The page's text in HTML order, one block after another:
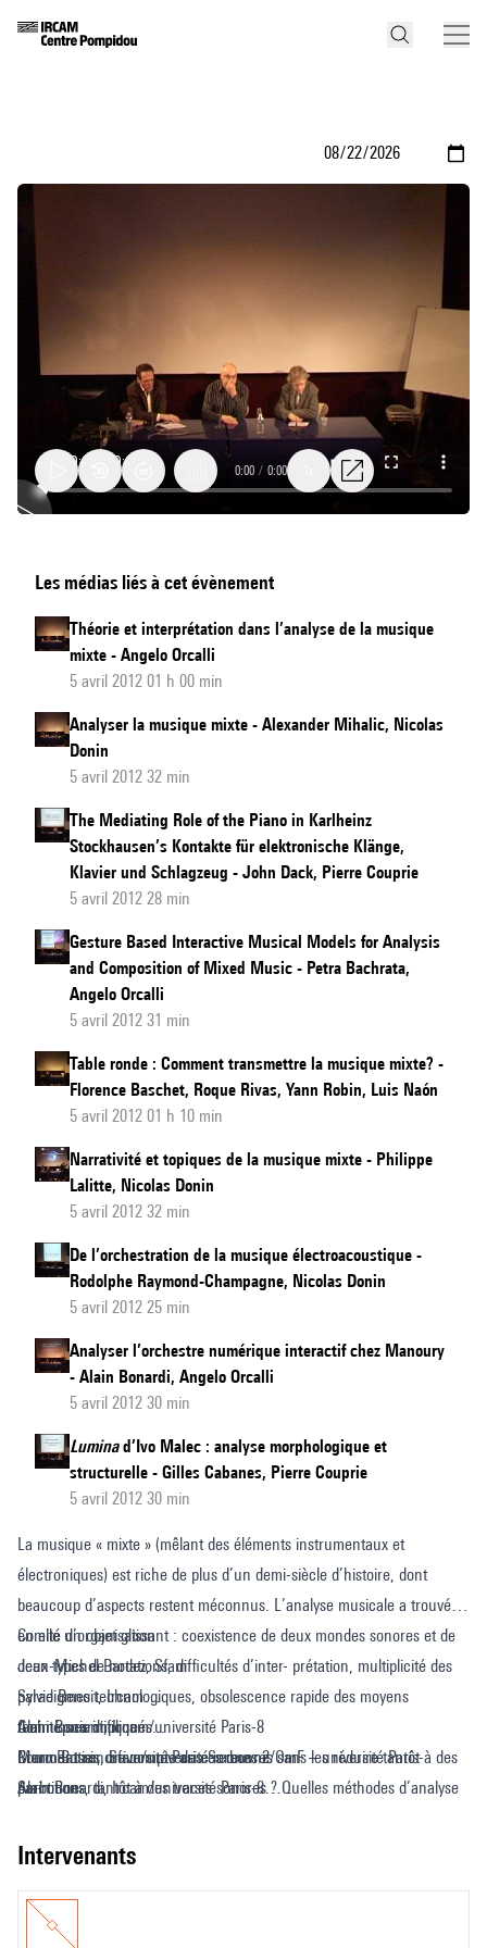
du
Colloque
0:00 / 0:00
Les médias liés à cet évènement
Théorie et interprétation dans l’analyse de la musique
mixte - Angelo Orcalli
5 avril 2012 01 h 00 min
Analyser la musique mixte - Alexander Mihalic, Nicolas
Donin
5 avril 2012 32 min
The Mediating Role of the Piano in Karlheinz
Stockhausen’s Kontakte für elektronische Klänge,
Klavier und Schlagzeug - John Dack, Pierre Couprie
5 avril 2012 28 min
Gesture Based Interactive Musical Models for Analysis
and Composition of Mixed Music - Petra Bachrata,
Angelo Orcalli
5 avril 2012 31 min
Table ronde : Comment transmettre la musique mixte? -
Florence Baschet, Roque Rivas, Yann Robin, Luis Naón
5 avril 2012 01 h 10 min
Narrativité et topiques de la musique mixte - Philippe
Lalitte, Nicolas Donin
5 avril 2012 32 min
De l’orchestration de la musique électroacoustique -
Rodolphe Raymond-Champagne, Nicolas Donin
5 avril 2012 25 min
Analyser l’orchestre numérique interactif chez Manoury
- Alain Bonardi, Angelo Orcalli
5 avril 2012 30 min
Luminad’Ivo Malec : analyse morphologique et
structurelle - Gilles Cabanes, Pierre Couprie
5 avril 2012 30 min
La musique « mixte » (mêlant des éléments instrumentaux et
électroniques) est riche de plus d’un demi-siècle d’histoire, dont
beaucoup d’aspects restent méconnus. L’analyse musicale a trouvé
en elle un objet glissant : coexistence de deux mondes sonores et de
deux types de notations, difficultés d’inter- prétation, multiplicité des
paradigmes technologiques, obsolescence rapide des moyens
techniques impliqués...
Comment rendre compte de ces œuvres sans les réduire tantôt à des
par- titions, tantôt à des traces sonores ? Quelles méthodes d’analyse
Comité d’organisation
Jean-Michel Bardez, Sfam
Sylvie Benoit, Ircam
Alain Bonardi, Ircam/université Paris-8
Bruno Bossis, Sfam/université rennes 2/OmF – université Paris-
Sorbonne
Nicolas Donin, Ircam/Sfam
Hugues Vinet, Ircam
Comité scientifique
Marc Battier, université Paris-Sorbonne
Alain Bonardi, Ircam/université Paris-8
Michael Clarke, université de Huddersfield
Jean-Marc Chouvel, université de Reims
Antonio de Sousa Dias, université catholique portugaise
intervenants